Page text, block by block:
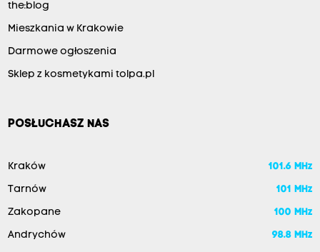
the:blog
Mieszkania w Krakowie
Darmowe ogłoszenia
Sklep z kosmetykami tolpa.pl
POSŁUCHASZ NAS
Kraków 101.6 MHz
Tarnów 101 MHz
Zakopane 100 MHz
Andrychów 98.8 MHz